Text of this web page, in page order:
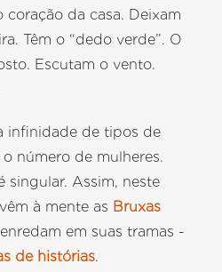
da casa. Deixam
Têm o “dedo verde”. O
Escutam o vento.
infinidade de tipos de
número de mulheres.
singular. Assim, neste
à mente as Bruxas
em suas tramas -
de histórias.